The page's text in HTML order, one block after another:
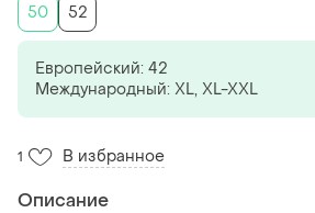
50
52
Европейский: 42
Международный: XL, XL-XXL
1 В избранное
Описание